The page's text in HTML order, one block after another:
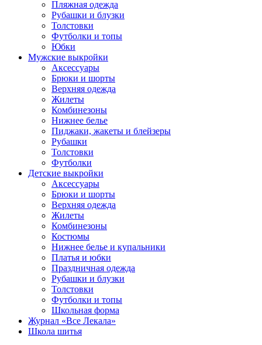
Пляжная одежда
Рубашки и блузки
Толстовки
Футболки и топы
Юбки
Мужские выкройки
Аксессуары
Брюки и шорты
Верхняя одежда
Жилеты
Комбинезоны
Нижнее белье
Пиджаки, жакеты и блейзеры
Рубашки
Толстовки
Футболки
Детские выкройки
Аксессуары
Брюки и шорты
Верхняя одежда
Жилеты
Комбинезоны
Костюмы
Нижнее белье и купальники
Платья и юбки
Праздничная одежда
Рубашки и блузки
Толстовки
Футболки и топы
Школьная форма
Журнал «Все Лекала»
Школа шитья